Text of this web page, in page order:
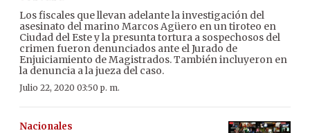
Los fiscales que llevan adelante la investigación del
asesinato del marino Marcos Agüero en un tiroteo en
Ciudad del Este y la presunta tortura a sospechosos del
crimen fueron denunciados ante el Jurado de
Enjuiciamiento de Magistrados. También incluyeron en
la denuncia a la jueza del caso.
Julio 22, 2020 03:50 p. m.
Nacionales